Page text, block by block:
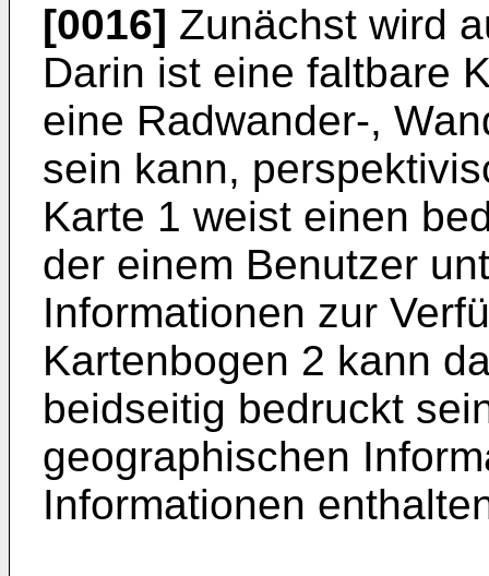
[0016] Zunächst wird
Darin ist eine faltbare
eine Radwander-,
sein kann,
Karte 1 weist einen
der einem Benutzer
Informationen zur
Kartenbogen 2 kann
beidseitig bedruckt
geographischen
Informationen